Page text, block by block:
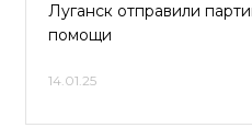
Луганск отправили
помощи
14.01.25